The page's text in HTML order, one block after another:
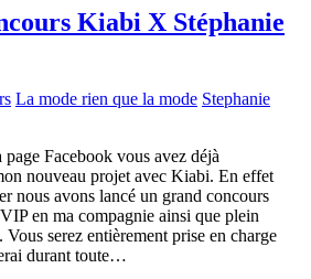
Kiabi X Stéphanie
La mode rien que la mode Stephanie
Facebook vous avez déjà
nouveau projet avec Kiabi. En effet
nous avons lancé un grand concours
en ma compagnie ainsi que plein
Vous serez entièrement prise en charge
durant toute…